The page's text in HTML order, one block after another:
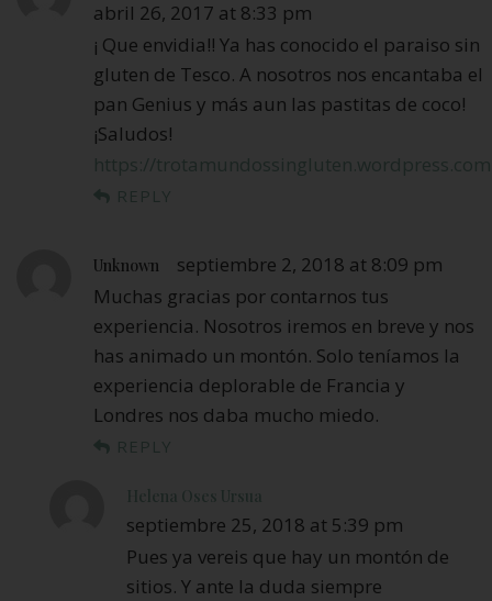
abril 26, 2017 at 8:33 pm
¡ Que envidia!! Ya has conocido el paraiso sin
gluten de Tesco. A nosotros nos encantaba el
pan Genius y más aun las pastitas de coco!
¡Saludos!
https://trotamundossingluten.wordpress.com
REPLY
Unknown
septiembre 2, 2018 at 8:09 pm
Muchas gracias por contarnos tus
experiencia. Nosotros iremos en breve y nos
has animado un montón. Solo teníamos la
experiencia deplorable de Francia y
Londres nos daba mucho miedo.
REPLY
Helena Oses Ursua
septiembre 25, 2018 at 5:39 pm
Pues ya vereis que hay un montón de
sitios. Y ante la duda siempre